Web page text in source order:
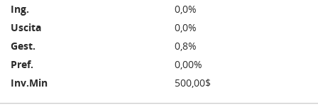
0,0%
0,0%
0,8%
0,00%
500,00$